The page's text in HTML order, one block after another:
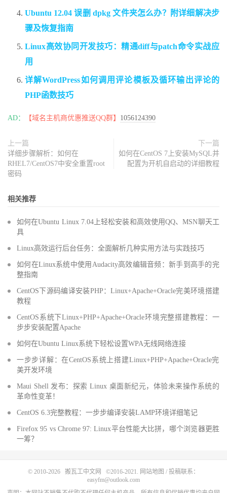
Ubuntu 12.04 误删 dpkg 文件夹怎么办？附详细解决步
骤及恢复指南
Linux高效协同开发技巧：精通diff与patch命令实战应
用
详解WordPress如何调用评论模板及循环输出评论的
PHP函数技巧
AD： 【域名主机商优惠推送QQ群】 1056124390
上一篇
详细步骤解析：如何在
RHEL7/CentOS7中安全重置root
密码
下一篇
如何在CentOS 7上安装MySQL并
配置为开机自启动的详细教程
相关推荐
如何在Ubuntu Linux 7.04上轻松安装和高效使用QQ、MSN聊天工
具
Linux高效运行后台任务：全面解析几种实用方法与实践技巧
如何在Linux系统中使用Audacity高效编辑音频：新手到高手的完
整指南
CentOS下源码编译安装PHP：Linux+Apache+Oracle完美环境搭建
教程
CentOS系统下Linux+PHP+Apache+Oracle环境完整搭建教程：一
步步安装配置Apache
如何在Ubuntu Linux系统下轻松设置WPA无线网络连接
一步步详解：在CentOS系统上搭建Linux+PHP+Apache+Oracle完
美开发环境
Maui Shell 发布：探索 Linux 桌面新纪元，体验未来操作系统的
革命性变革！
CentOS 6.3完整教程：一步步编译安装LAMP环境详细笔记
Firefox 95 vs Chrome 97: Linux平台性能大比拼，哪个浏览器更胜
一筹？
© 2010-2026 搬瓦工中文网 ©2016-2021. 网站地图 / 投稿联系：
easyfm@outlook.com